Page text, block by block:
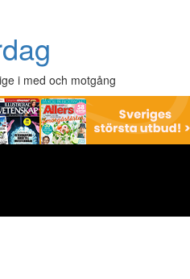
i med och motgång